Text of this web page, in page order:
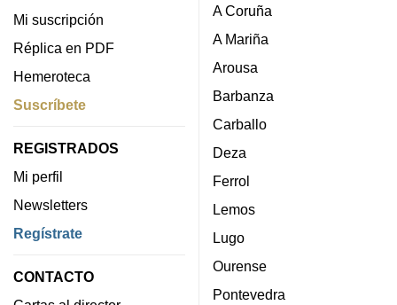
Mi suscripción
Réplica en PDF
Hemeroteca
Suscríbete
REGISTRADOS
Mi perfil
Newsletters
Regístrate
CONTACTO
A Coruña
A Mariña
Arousa
Barbanza
Carballo
Deza
Ferrol
Lemos
Lugo
Ourense
Pontevedra